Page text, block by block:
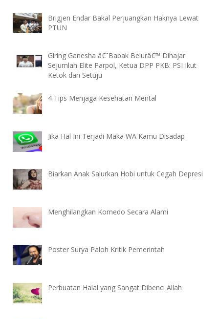
Brigjen Endar Bakal Perjuangkan Haknya Lewat
PTUN
Giring Ganesha â€˜Babak Belurâ€™ Dihajar
Sejumlah Elite Parpol, Ketua DPP PKB: PSI Ikut
Ketok dan Setuju
4 Tips Menjaga Kesehatan Mental
Jika Hal Ini Terjadi Maka WA Kamu Disadap
Biarkan Anak Salurkan Hobi untuk Cegah Depresi
Menghilangkan Komedo Secara Alami
Poster Surya Paloh Kritik Pemerintah
Perbuatan Halal yang Sangat Dibenci Allah